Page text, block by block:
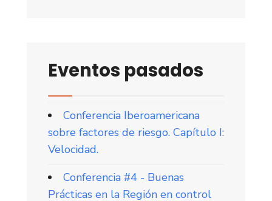
Eventos pasados
Conferencia Iberoamericana
sobre factores de riesgo. Capítulo I:
Velocidad.
Conferencia #4 - Buenas
Prácticas en la Región en control